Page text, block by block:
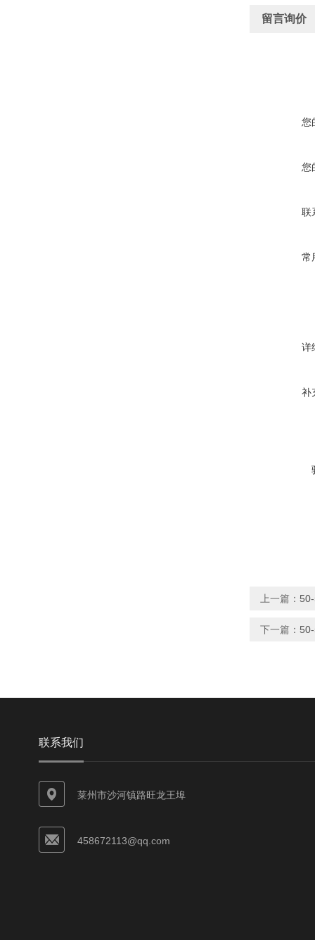
留言询价
您
您
联
常
详
补
上一篇：
下一篇：
联系我们
莱州市沙河镇路旺龙王埠
458672113@qq.com